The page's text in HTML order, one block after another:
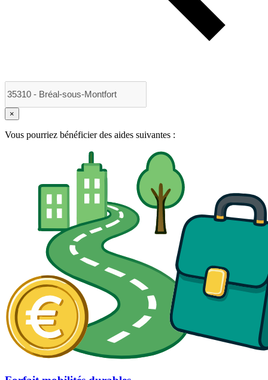
×
Vous pourriez bénéficier des aides suivantes :